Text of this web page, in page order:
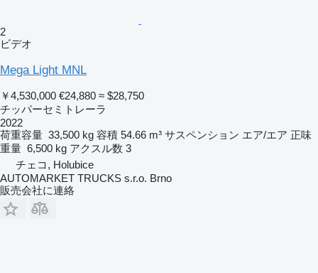
2
ビデオ
Mega Light MNL
￥4,530,000 €24,880 ≈ $28,750
チッパーセミトレーラ
2022
荷重容量 33,500 kg 容積 54.66 m³ サスペンション エア/エア 正味
重量 6,500 kg アクスル数 3
チェコ, Holubice
AUTOMARKET TRUCKS s.r.o. Brno
販売会社に連絡